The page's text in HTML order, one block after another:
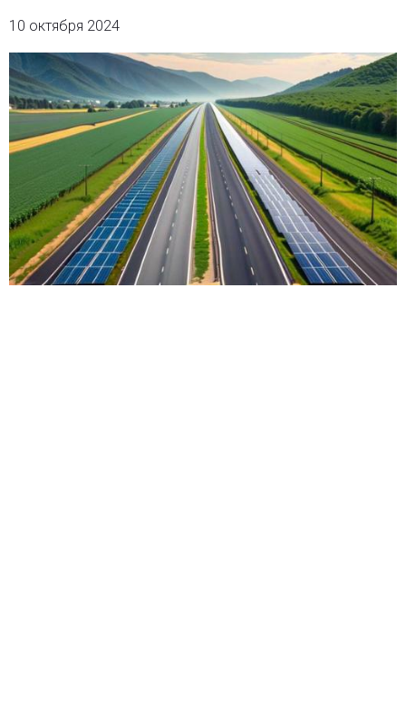
10 октября 2024